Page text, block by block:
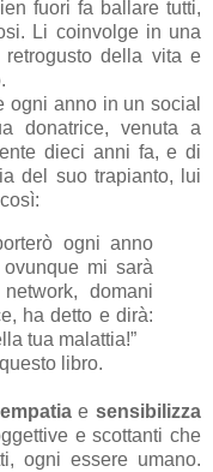
fuori fa ballare tutti,
Li coinvolge in una
della vita e
ogni anno in un social
donatrice, venuta a
dieci anni fa, e di
del suo trapianto, lui
ogni anno
mi sarà
domani
ha detto e dirà:
tua malattia!”
libro.
empatiae sensibilizza
e scottanti che
ogni essere umano.